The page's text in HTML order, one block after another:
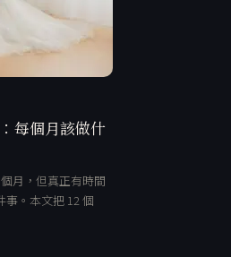
每個月該做什
月，但真正有時間
事。本文把 12 個